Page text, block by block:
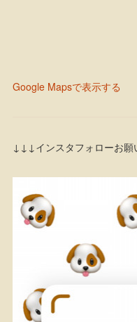
Google Mapsで表示する
↓↓↓インスタフォローお願